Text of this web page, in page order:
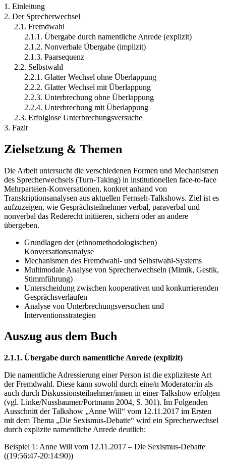
1. Einleitung
2. Der Sprecherwechsel
2.1. Fremdwahl
2.1.1. Übergabe durch namentliche Anrede (explizit)
2.1.2. Nonverbale Übergabe (implizit)
2.1.3. Paarsequenz
2.2. Selbstwahl
2.2.1. Glatter Wechsel ohne Überlappung
2.2.2. Glatter Wechsel mit Überlappung
2.2.3. Unterbrechung ohne Überlappung
2.2.4. Unterbrechung mit Überlappung
2.3. Erfolglose Unterbrechungsversuche
3. Fazit
Zielsetzung & Themen
Die Arbeit untersucht die verschiedenen Formen und Mechanismen
des Sprecherwechsels (Turn-Taking) in institutionellen face-to-face
Mehrparteien-Konversationen, konkret anhand von
Transkriptionsanalysen aus aktuellen Fernseh-Talkshows. Ziel ist es
aufzuzeigen, wie Gesprächsteilnehmer verbal, paraverbal und
nonverbal das Rederecht initiieren, sichern oder an andere
übergeben.
Grundlagen der (ethnomethodologischen)
Konversationsanalyse
Mechanismen des Fremdwahl- und Selbstwahl-Systems
Multimodale Analyse von Sprecherwechseln (Mimik, Gestik,
Stimmführung)
Unterscheidung zwischen kooperativen und konkurrierenden
Gesprächsverläufen
Analyse von Unterbrechungsversuchen und
Interventionsstrategien
Auszug aus dem Buch
2.1.1. Übergabe durch namentliche Anrede (explizit)
Die namentliche Adressierung einer Person ist die expliziteste Art
der Fremdwahl. Diese kann sowohl durch eine/n Moderator/in als
auch durch Diskussionsteilnehmer/innen in einer Talkshow erfolgen
(vgl. Linke/Nussbaumer/Portmann 2004, S. 301). Im Folgenden
Ausschnitt der Talkshow „Anne Will“ vom 12.11.2017 im Ersten
mit dem Thema „Die Sexismus-Debatte“ wird ein Sprecherwechsel
durch explizite namentliche Anrede deutlich:
Beispiel 1: Anne Will vom 12.11.2017 – Die Sexismus-Debatte
((19:56:47-20:14:90))